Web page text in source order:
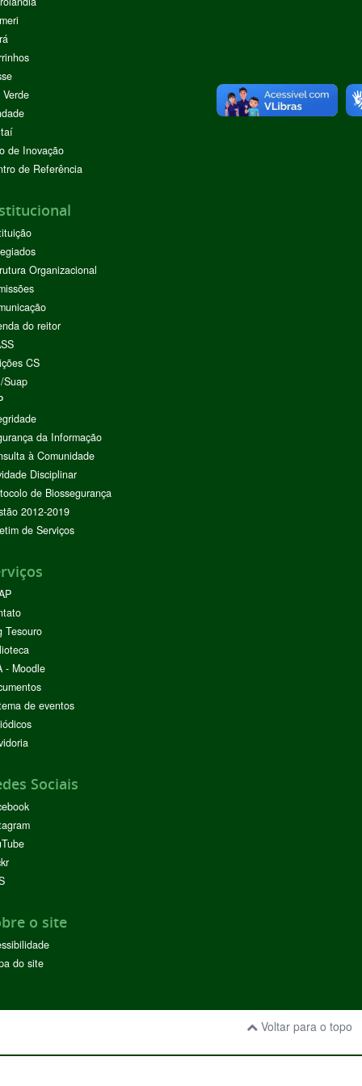
de Inovação
de Referência
Organizacional
do reitor
CS
Suap
da Informação
à Comunidade
Disciplinar
de Biossegurança
2012-2019
de Serviços
Tesouro
- Moodle
de eventos
Sociais
o site
do site
Voltar para o topo